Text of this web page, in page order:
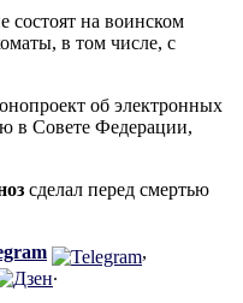
состоят на воинском
в том числе, с
об электронных
в Совете Федерации,
сделал перед смертью
,
.